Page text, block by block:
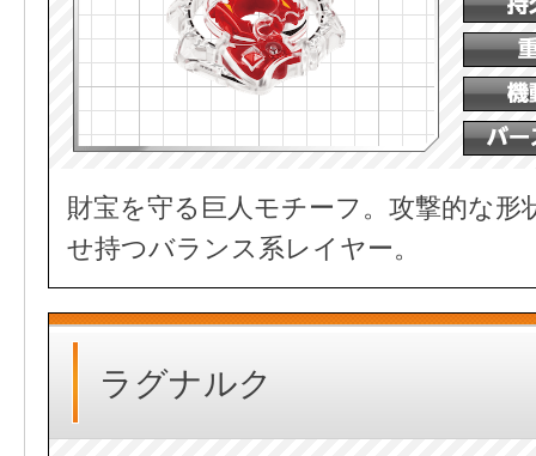
財宝を守る巨人モチーフ。攻撃的な形
せ持つバランス系レイヤー。
ラグナルク